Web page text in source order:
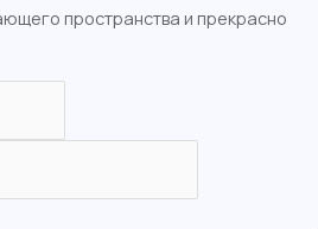
пространства и прекрасно